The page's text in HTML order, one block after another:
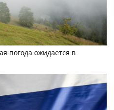
погода ожидается в